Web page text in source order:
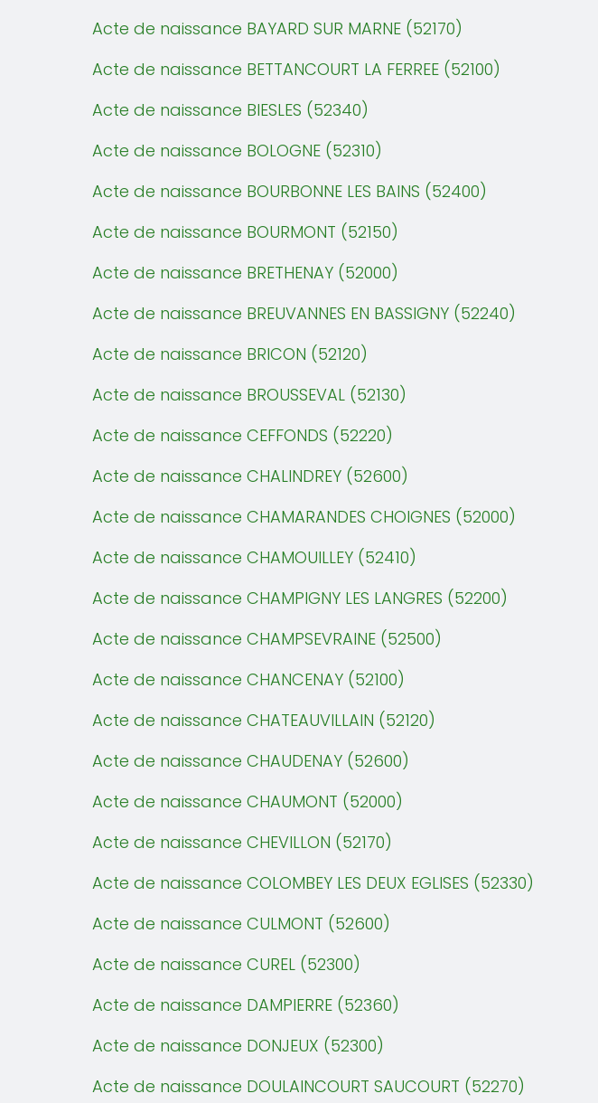
Acte de naissance BAYARD SUR MARNE (52170)
Acte de naissance BETTANCOURT LA FERREE (52100)
Acte de naissance BIESLES (52340)
Acte de naissance BOLOGNE (52310)
Acte de naissance BOURBONNE LES BAINS (52400)
Acte de naissance BOURMONT (52150)
Acte de naissance BRETHENAY (52000)
Acte de naissance BREUVANNES EN BASSIGNY (52240)
Acte de naissance BRICON (52120)
Acte de naissance BROUSSEVAL (52130)
Acte de naissance CEFFONDS (52220)
Acte de naissance CHALINDREY (52600)
Acte de naissance CHAMARANDES CHOIGNES (52000)
Acte de naissance CHAMOUILLEY (52410)
Acte de naissance CHAMPIGNY LES LANGRES (52200)
Acte de naissance CHAMPSEVRAINE (52500)
Acte de naissance CHANCENAY (52100)
Acte de naissance CHATEAUVILLAIN (52120)
Acte de naissance CHAUDENAY (52600)
Acte de naissance CHAUMONT (52000)
Acte de naissance CHEVILLON (52170)
Acte de naissance COLOMBEY LES DEUX EGLISES (52330)
Acte de naissance CULMONT (52600)
Acte de naissance CUREL (52300)
Acte de naissance DAMPIERRE (52360)
Acte de naissance DONJEUX (52300)
Acte de naissance DOULAINCOURT SAUCOURT (52270)